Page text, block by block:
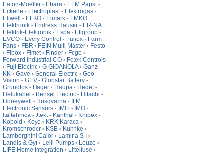
Eaton-Moeller • Ebara • EBM Papst •
Eckerle • Electroplast • Elektrogas •
Eliwell • ELKO • Elmark • EMKO
Elektronik • Endress Hauser • ER-NA
Elektrik-Elektronik • Espa • Etigroup •
EVCO • Every Control • Fanox • Farm
Fans • FBR • FEIN Multi Master • Festo
• Fibox • Fimet • Finder • Fogo •
Forward Industrial CO • Fotek Controls
• Fuji Electric • G GIOANOLA • Ganz
KK • Gave • General Electric • Geo
Vision • GEV • Globstar Battery •
Grundfos • Hager • Haupa • Hedef •
Helukabel • Hensel Electric • Hitachi •
Honeywell • Husqvarna •
IFM
Electronic Sensors • IMIT • IMO •
Italtehnica • Jtekt • Kanthal • Knipex •
Kobold • Koyo • KRK Karaca •
Kromschroder • KSB • Kuhnke •
Lamborghini Calor • Lamina S I •
Landis & Gyr • Lelli Pumps • Leuze •
LIFE Home Integration • Littelfuse •